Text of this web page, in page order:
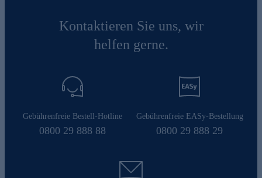
Kontaktieren Sie uns, wir
helfen gerne.
Gebührenfreie Bestell-Hotline
0800 29 888 88
Gebührenfreie EASy-Bestellung
0800 29 888 29